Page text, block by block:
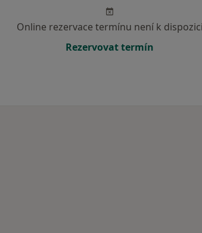
Online rezervace termínu není k dispozici
Rezervovat termín